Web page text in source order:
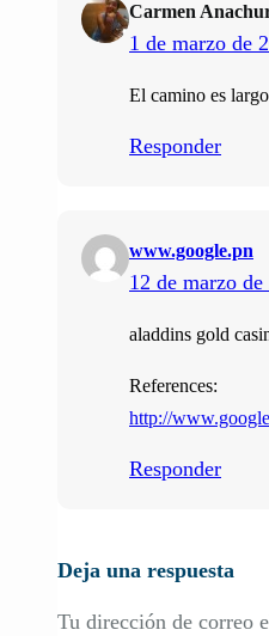
Carmen
1 de marzo de
El camino es
Responder
www.google.pn
12 de marzo de
aladdins gold
References:
http://
Responder
Deja una respuesta
Tu dirección de correo